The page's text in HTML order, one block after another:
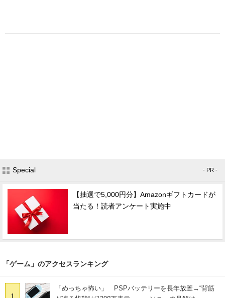
Special - PR -
【抽選で5,000円分】Amazonギフトカードが
当たる！読者アンケート実施中
「ゲーム」のアクセスランキング
1
「めっちゃ怖い」 PSPバッテリーを長年放置→“背筋